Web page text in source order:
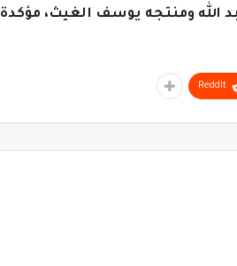
ومنتجه يوسف الغيث، مؤكدة
ReddIt